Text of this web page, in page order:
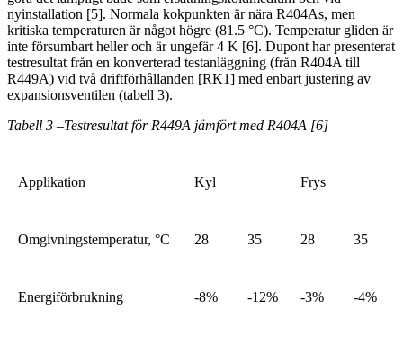
nyinstallation [5]. Normala kokpunkten är nära R404As, men
kritiska temperaturen är något högre (81.5 °C). Temperatur gliden är
inte försumbart heller och är ungefär 4 K [6]. Dupont har presenterat
testresultat från en konverterad testanläggning (från R404A till
R449A) vid två driftförhållanden [RK1] med enbart justering av
expansionsventilen (tabell 3).
Tabell 3 –Testresultat för R449A jämfört med R404A [6]
Applikation Kyl Frys
Omgivningstemperatur, °C 28 35 28 35
Energiförbrukning -8% -12% -3% -4%